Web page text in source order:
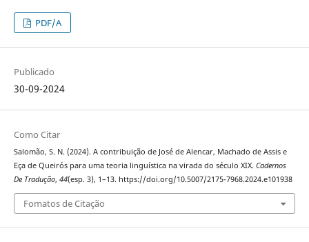
PDF/A
Publicado
30-09-2024
Como Citar
Salomão, S. N. (2024). A contribuição de José de Alencar, Machado de Assis e
Eça de Queirós para uma teoria linguística na virada do século XIX. Cadernos
De Tradução, 44(esp. 3), 1–13. https://doi.org/10.5007/2175-7968.2024.e101938
Fomatos de Citação